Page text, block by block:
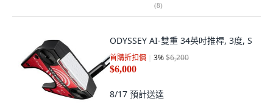
(8)
ODYSSEY AI-雙重 34英吋推桿, 3度, S
首購折扣價 3%$6,200
$6,000
8/17 預計送達